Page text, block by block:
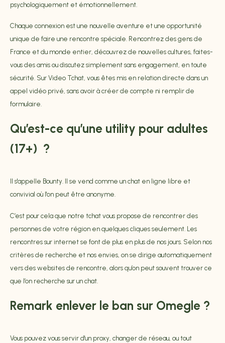
psychologiquement et émotionnellement.
Chaque connexion est une nouvelle aventure et une opportunité
unique de faire une rencontre spéciale. Rencontrez des gens de
France et du monde entier, découvrez de nouvelles cultures, faites-
vous des amis ou discutez simplement sans engagement, en toute
sécurité. Sur Video Tchat, vous êtes mis en relation directe dans un
appel vidéo privé, sans avoir à créer de compte ni remplir de
formulaire.
Qu’est-ce qu’une utility pour adultes
(17+) ?
Il s'appelle Bounty. Il se vend comme un chat en ligne libre et
convivial où l'on peut être anonyme.
C’est pour cela que notre tchat vous propose de rencontrer des
personnes de votre région en quelques cliques seulement. Les
rencontres sur internet se font de plus en plus de nos jours. Selon nos
critères de recherche et nos envies, on se dirige automatiquement
vers des websites de rencontre, alors qu’on peut souvent trouver ce
que l’on recherche sur un chat.
Remark enlever le ban sur Omegle ?
Vous pouvez vous servir d'un proxy, changer de réseau, ou tout